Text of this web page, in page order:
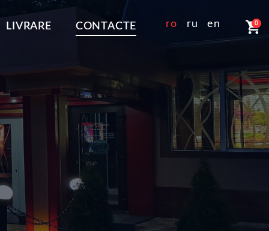
LIVRARE CONTACTE ro ru en 0
shopping_cart